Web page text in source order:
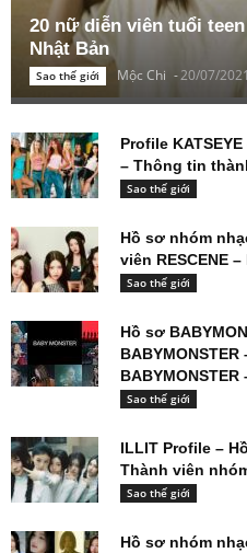
20 nữ diễn viên tuổi
Nhật Bản
Sao thế giới Mộc Chi -20/07/2021
Profile
– Thông tin
Sao thế giới
Hồ sơ nhóm
viên RESCENE
Sao thế giới
Hồ sơ
Sao thế giới
ILLIT Profile –
Thành viên
Sao thế giới
Hồ sơ nhóm